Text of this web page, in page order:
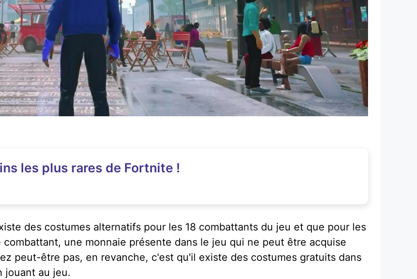
les plus rares de Fortnite !
des costumes alternatifs pour les 18 combattants du jeu et que pour les
une monnaie présente dans le jeu qui ne peut être acquise
peut-être pas, en revanche, c'est qu'il existe des costumes gratuits dans
jouant au jeu.